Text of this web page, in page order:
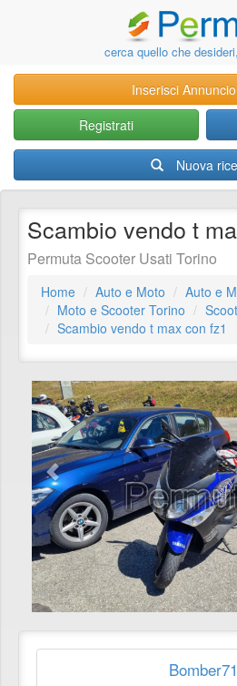
cerca quello che
Inserisci
Registrati
Nuova
Scambio vendo t
Permuta Scooter Usati Torino
Home Auto e Moto
Auto e
Moto e Scooter Torino
Scambio vendo t max con fz1
Bomber71